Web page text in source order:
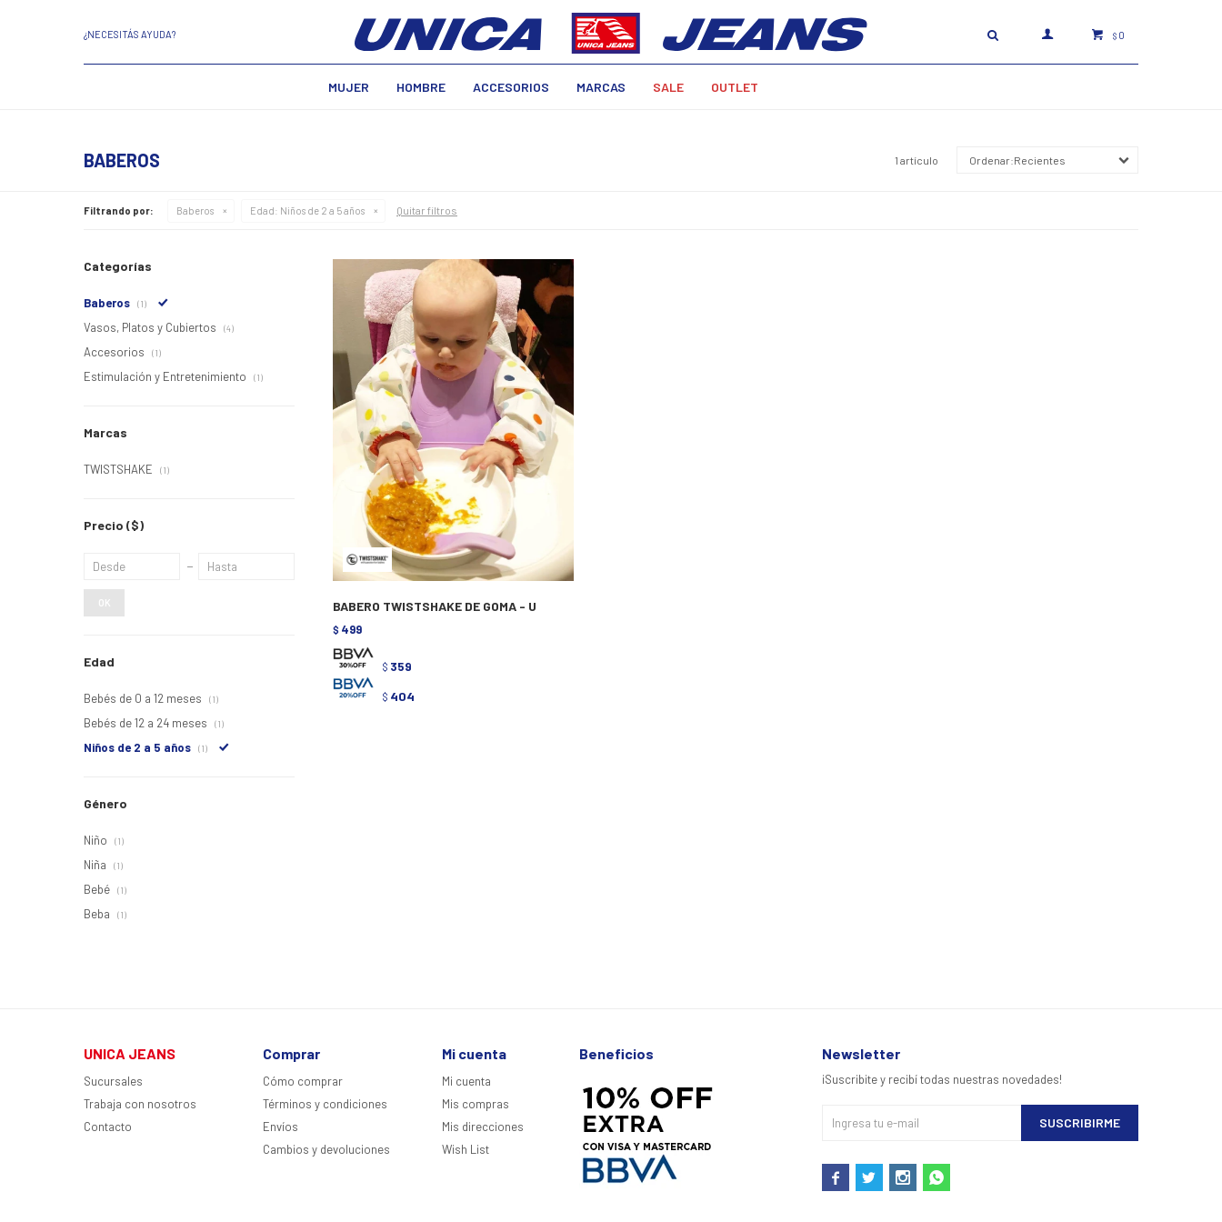
MUJER HOMBRE ACCESORIOS MARCAS SALE OUTLET
$ 0
¿NECESITÁS AYUDA?
BABEROS 1 artículo Recientes
Filtrando por: Baberos Edad: Niños de 2 a 5 años Quitar filtros
BABERO TWISTSHAKE DE GOMA - U
$ 499
$ 359
$ 404
Categorías
Baberos (1)
Vasos, Platos y Cubiertos (4)
Accesorios (1)
Estimulación y Entretenimiento (1)
Marcas
TWISTSHAKE (1)
Precio ($)
OK
Edad
Bebés de 0 a 12 meses (1)
Bebés de 12 a 24 meses (1)
Niños de 2 a 5 años (1)
Género
Niño (1)
Niña (1)
Bebé (1)
Beba (1)
UNICA JEANS
Sucursales
Trabaja con nosotros
Contacto
Comprar
Cómo comprar
Términos y condiciones
Envíos
Cambios y devoluciones
Mi cuenta
Mi cuenta
Mis compras
Mis direcciones
Wish List
Beneficios Newsletter
¡Suscribite y recibí todas nuestras novedades!
SUSCRIBIRME
   